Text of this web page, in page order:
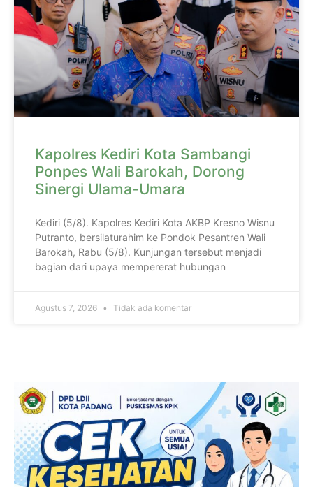
Kapolres Kediri Kota Sambangi
Ponpes Wali Barokah, Dorong
Sinergi Ulama-Umara
Kediri (5/8). Kapolres Kediri Kota AKBP Kresno Wisnu
Putranto, bersilaturahim ke Pondok Pesantren Wali
Barokah, Rabu (5/8). Kunjungan tersebut menjadi
bagian dari upaya mempererat hubungan
Agustus 7, 2026 Tidak ada komentar